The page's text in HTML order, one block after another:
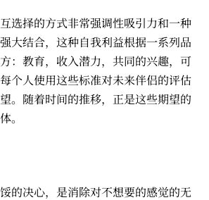
选择的方式非常强调性吸引力和一种
大结合，这种自我利益根据一系列品
：教育，收入潜力，共同的兴趣，可
个人使用这些标准对未来伴侣的评估
。随着时间的推移，正是这些期望的
。
的决心，是消除对不想要的感觉的无